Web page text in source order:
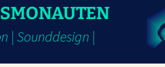
| Sounddesign |